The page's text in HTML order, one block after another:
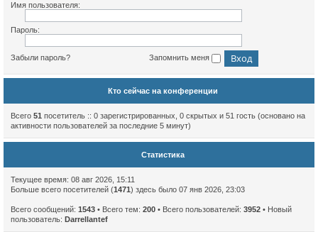
Имя пользователя:
Пароль:
Забыли пароль? Запомнить меня
Кто сейчас на конференции
Всего 51 посетитель :: 0 зарегистрированных, 0 скрытых и 51 гость (основано на
активности пользователей за последние 5 минут)
Статистика
Текущее время: 08 авг 2026, 15:11
Больше всего посетителей (1471) здесь было 07 янв 2026, 23:03
Всего сообщений: 1543 • Всего тем: 200 • Всего пользователей: 3952 • Новый
пользователь: Darrellantef